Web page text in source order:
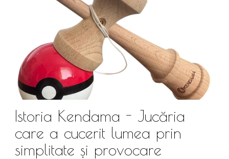
Istoria Kendama - Jucăria
care a cucerit lumea prin
simplitate și provocare